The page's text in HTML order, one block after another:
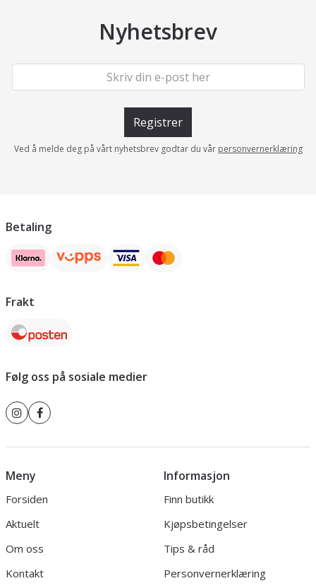
Nyhetsbrev
Registrer
Ved å melde deg på vårt nyhetsbrev godtar du vår personvernerklæring
Betaling
Frakt
Følg oss på sosiale medier
Meny
Forsiden
Aktuelt
Om oss
Kontakt
Informasjon
Finn butikk
Kjøpsbetingelser
Tips & råd
Personvernerklæring